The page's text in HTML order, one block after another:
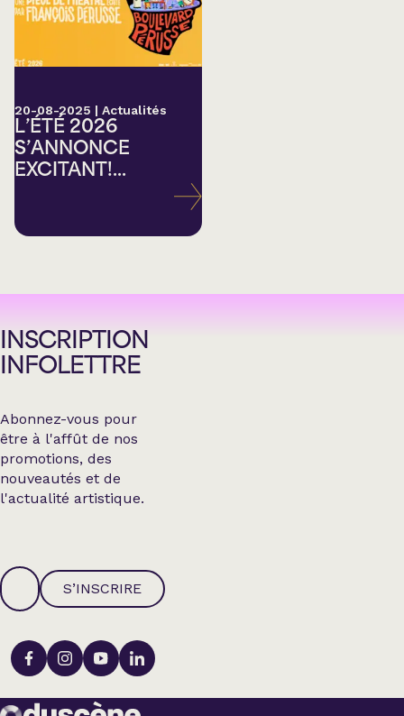
20-08-2025 | Actualités
L’ÉTÉ 2026
S’ANNONCE
EXCITANT!...
INSCRIPTION
INFOLETTRE
Abonnez-vous pour
être à l'affût de nos
promotions, des
nouveautés et de
l'actualité artistique.
S’INSCRIRE